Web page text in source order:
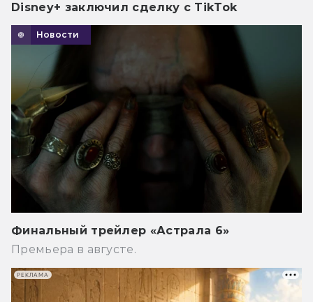
Disney+ заключил сделку с TikTok
Новости
Финальный трейлер «Астрала 6»
Премьера в августе.
РЕКЛАМА